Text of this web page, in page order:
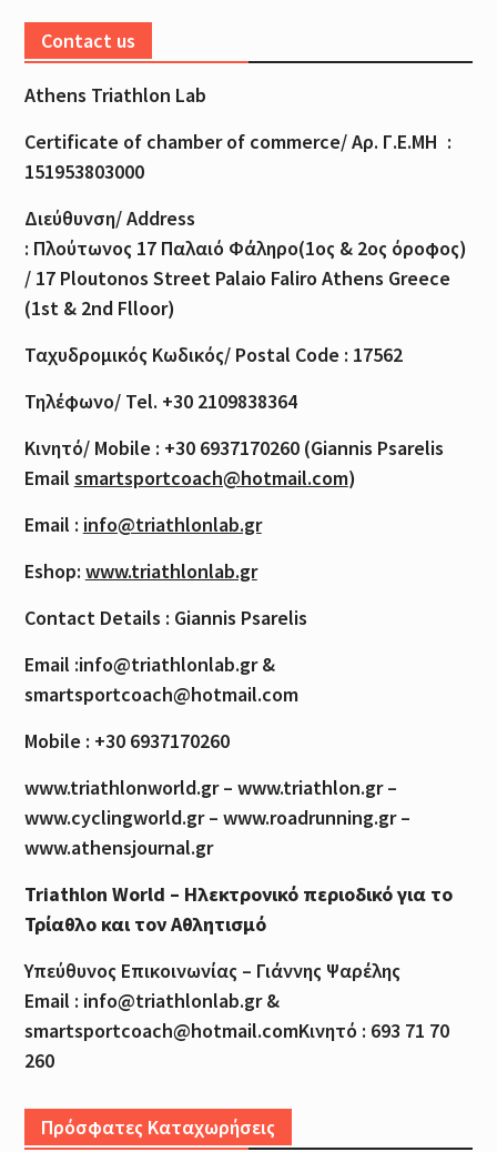
Contact us
Athens Triathlon Lab
Certificate of chamberof commerce/Αρ. Γ.Ε.ΜΗ :
151953803000
Διεύθυνση/ Address
: Πλούτωνος 17 Παλαιό Φάληρο(1ος & 2ος όροφος)
/ 17 Ploutonos Street Palaio Faliro Athens Greece
(1st & 2nd Flloor)
Ταχυδρομικός Κωδικός/ Postal Code : 17562
Τηλέφωνο/ Tel. +30 2109838364
Κινητό/ Mobile : +30 6937170260 (Giannis Psarelis
Email smartsportcoach@hotmail.com)
Email : info@triathlonlab.gr
Eshop: www.triathlonlab.gr
Contact Details : Giannis Psarelis
Email :info@triathlonlab.gr &
smartsportcoach@hotmail.com
Mobile : +30 6937170260
www.triathlonworld.gr – www.triathlon.gr –
www.cyclingworld.gr – www.roadrunning.gr –
www.athensjournal.gr
Triathlon World – Ηλεκτρονικό περιοδικό για το
Τρίαθλο και τον Αθλητισμό
Υπεύθυνος Επικοινωνίας – Γιάννης Ψαρέλης
Email : info@triathlonlab.gr &
smartsportcoach@hotmail.comΚινητό : 693 71 70
260
Πρόσφατες Καταχωρήσεις